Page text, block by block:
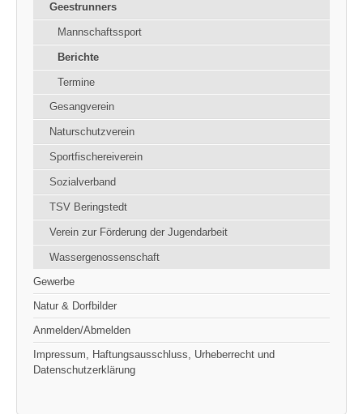
Geestrunners
Mannschaftssport
Berichte
Termine
Gesangverein
Naturschutzverein
Sportfischereiverein
Sozialverband
TSV Beringstedt
Verein zur Förderung der Jugendarbeit
Wassergenossenschaft
Gewerbe
Natur & Dorfbilder
Anmelden/Abmelden
Impressum, Haftungsausschluss, Urheberrecht und
Datenschutzerklärung